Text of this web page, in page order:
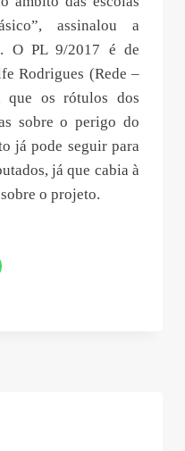
assinalou a
O PL 9/2017 é de
Rodrigues (Rede –
que os rótulos dos
sobre o perigo do
já pode seguir para
já que cabia à
o projeto.